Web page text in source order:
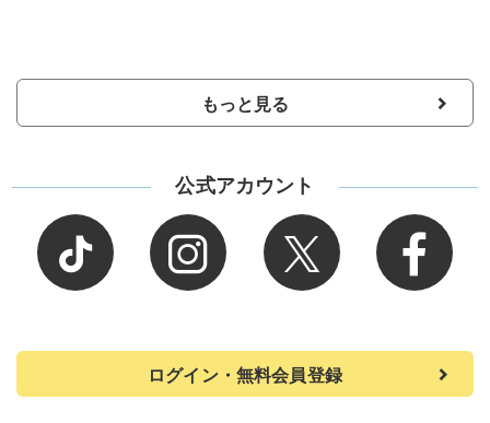
もっと見る
公式アカウント
ログイン・無料会員登録